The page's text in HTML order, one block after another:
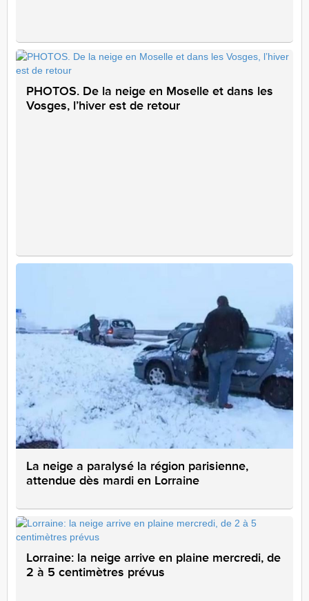
PHOTOS. De la neige en Moselle et dans les
Vosges, l’hiver est de retour
La neige a paralysé la région parisienne,
attendue dès mardi en Lorraine
Lorraine: la neige arrive en plaine mercredi, de
2 à 5 centimètres prévus